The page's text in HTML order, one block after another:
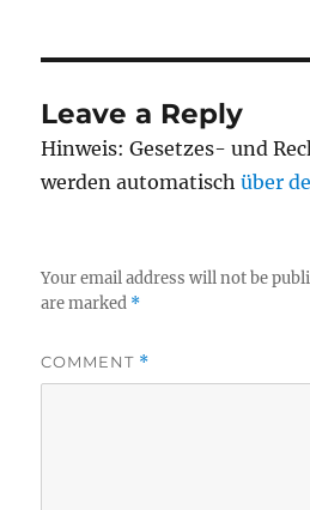
Leave a Reply
Hinweis: Gesetzes- und
werden automatischüber
Your email address will not be
are marked *
COMMENT *